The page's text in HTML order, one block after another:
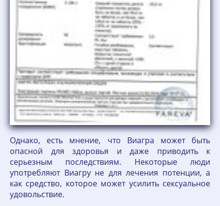
Однако, есть мнение, что Виагра может быть
опасной для здоровья и даже приводить к
серьезным последствиям. Некоторые люди
употребляют Виагру не для лечения потенции, а
как средство, которое может усилить сексуальное
удовольствие.